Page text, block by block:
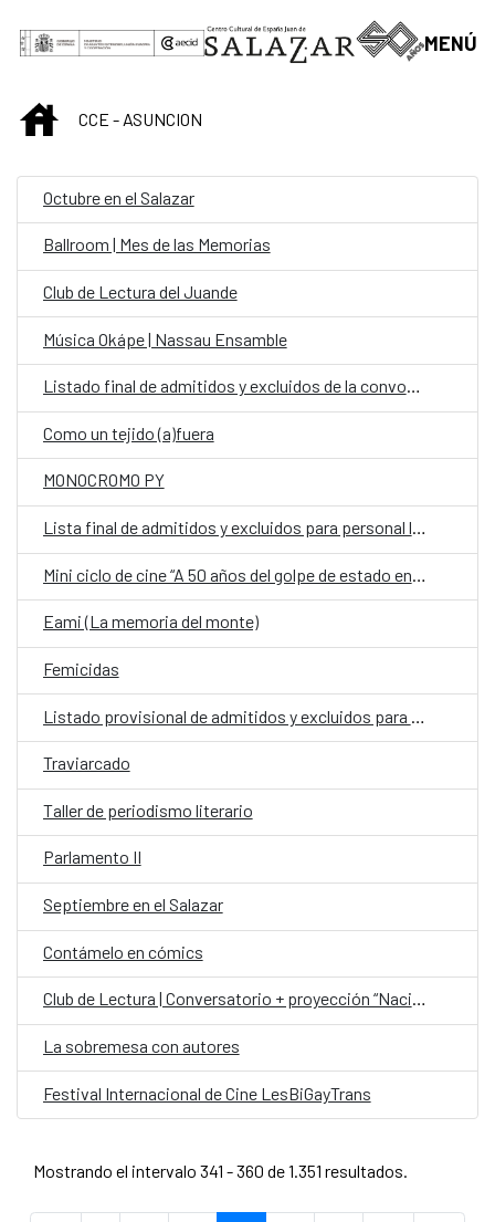
Saltar al contenido principal
MENÚ
INICIOCCE - ASUNCION
Octubre en el Salazar
Ballroom | Mes de las Memorias
Club de Lectura del Juande
Música Okápe | Nassau Ensamble
Listado final de admitidos y excluidos de la convocatoria: personal fijo en la Oficina de Cooperación Española (OCE) en la categoría de Chofer
Como un tejido (a)fuera
MONOCROMO PY
Lista final de admitidos y excluidos para personal laboral fijo en la Embajada de España en Asunción
Eami (La memoria del monte)
Femicidas
Traviarcado
Taller de periodismo literario
Parlamento II
Septiembre en el Salazar
Contámelo en cómics
Club de Lectura | Conversatorio + proyección “Nación Guaraní”
La sobremesa con autores
Festival Internacional de Cine LesBiGayTrans
Mostrando el intervalo 341 - 360 de 1.351 resultados.